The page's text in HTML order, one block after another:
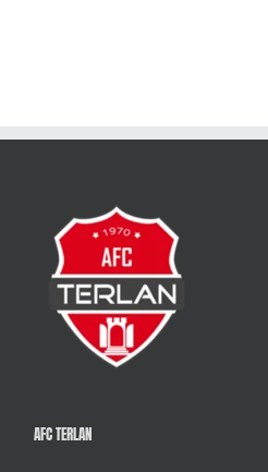
AFC TERLAN